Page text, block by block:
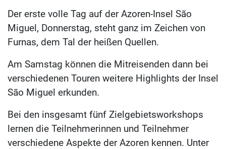
Der erste volle Tag auf der Azoren-Insel São
Miguel, Donnerstag, steht ganz im Zeichen von
Furnas, dem Tal der heißen Quellen.
Am Samstag können die Mitreisenden dann bei
verschiedenen Touren weitere Highlights der Insel
São Miguel erkunden.
Bei den insgesamt fünf Zielgebietsworkshops
lernen die Teilnehmerinnen und Teilnehmer
verschiedene Aspekte der Azoren kennen. Unter